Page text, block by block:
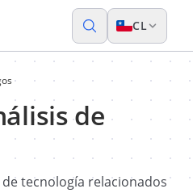
CL
de
tecnología relacionados